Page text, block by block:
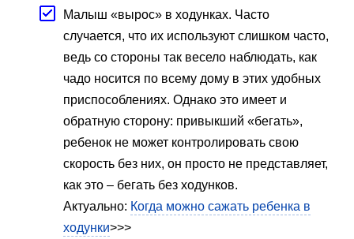
Малыш «вырос» в ходунках. Часто
случается, что их используют слишком часто,
ведь со стороны так весело наблюдать, как
чадо носится по всему дому в этих удобных
приспособлениях. Однако это имеет и
обратную сторону: привыкший «бегать»,
ребенок не может контролировать свою
скорость без них, он просто не представляет,
как это – бегать без ходунков.
Актуально: Когда можно сажать ребенка в
ходунки>>>